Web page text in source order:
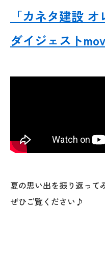
「カネタ建設
ダイジェスト
夏の思い出を振り返って
ぜひご覧ください♪